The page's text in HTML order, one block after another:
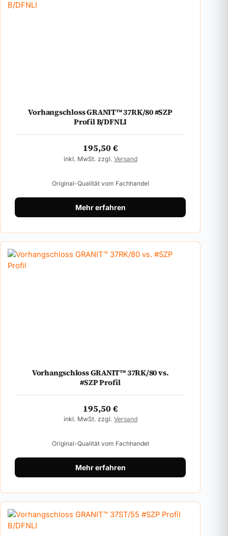
Vorhangschloss GRANIT™ 37RK/80 #SZP
Profil B/DFNLI
195,50€
inkl. MwSt. zzgl. Versand
Original-Qualität vom Fachhandel
Mehr erfahren
Vorhangschloss GRANIT™ 37RK/80 vs.
#SZP Profil
195,50€
inkl. MwSt. zzgl. Versand
Original-Qualität vom Fachhandel
Mehr erfahren